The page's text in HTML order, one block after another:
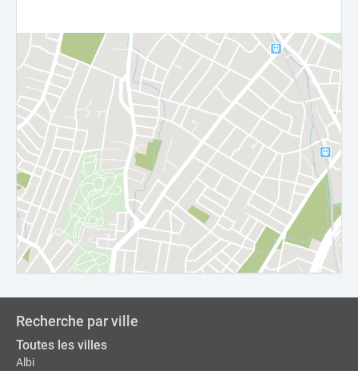
Recherche par ville
Toutes les villes
Albi